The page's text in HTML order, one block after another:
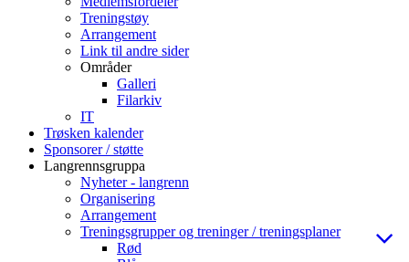
Treningstøy
Arrangement
Link til andre sider
Områder
Galleri
Filarkiv
IT
Trøsken kalender
Sponsorer / støtte
Langrennsgruppa
Nyheter - langrenn
Organisering
Arrangement
Treningsgrupper og treninger / treningsplaner
Rød